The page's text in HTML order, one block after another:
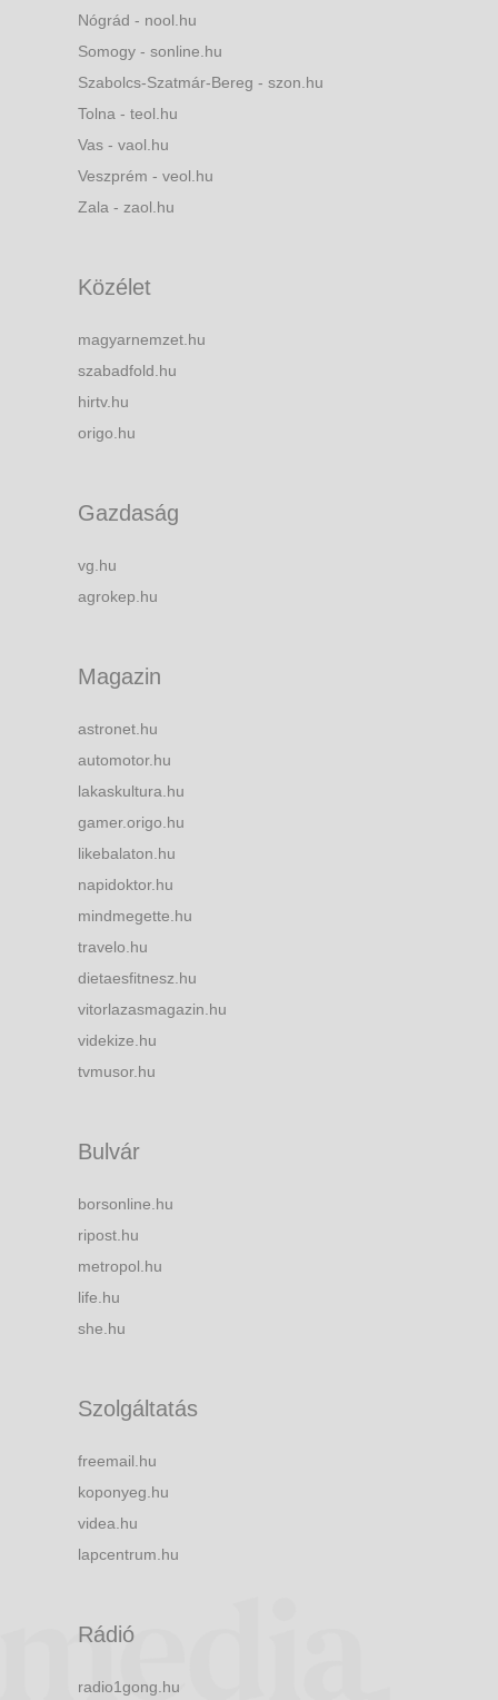
Nógrád - nool.hu
Somogy - sonline.hu
Szabolcs-Szatmár-Bereg - szon.hu
Tolna - teol.hu
Vas - vaol.hu
Veszprém - veol.hu
Zala - zaol.hu
Közélet
magyarnemzet.hu
szabadfold.hu
hirtv.hu
origo.hu
Gazdaság
vg.hu
agrokep.hu
Magazin
astronet.hu
automotor.hu
lakaskultura.hu
gamer.origo.hu
likebalaton.hu
napidoktor.hu
mindmegette.hu
travelo.hu
dietaesfitnesz.hu
vitorlazasmagazin.hu
videkize.hu
tvmusor.hu
Bulvár
borsonline.hu
ripost.hu
metropol.hu
life.hu
she.hu
Szolgáltatás
freemail.hu
koponyeg.hu
videa.hu
lapcentrum.hu
Rádió
radio1gong.hu